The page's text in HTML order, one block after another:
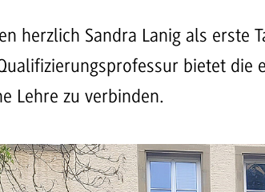
herzlich Sandra Lanig als erste
bietet die
Lehre zu verbinden.